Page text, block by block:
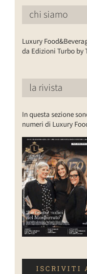
chi siamo
Luxury
da Edizioni Turbo
la rivista
In questa sezione
numeri di Luxury
ISCRIVITI